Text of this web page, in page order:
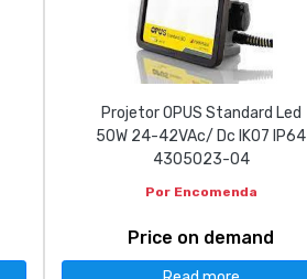
Projetor OPUS Standard Led
50W 24-42VAc/ Dc IK07 IP64
4305023-04
Por Encomenda
Price on demand